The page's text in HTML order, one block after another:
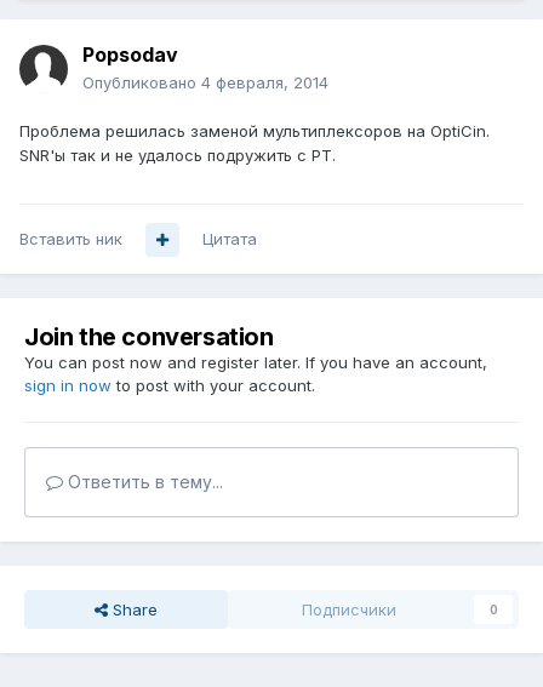
Popsodav
Опубликовано 4 февраля, 2014
Проблема решилась заменой мультиплексоров на OptiCin.
SNR'ы так и не удалось подружить с РТ.
Вставить ник Цитата
Join the conversation
You can post now and register later. If you have an account,
sign in now to post with your account.
Ответить в тему...
Share Подписчики 0